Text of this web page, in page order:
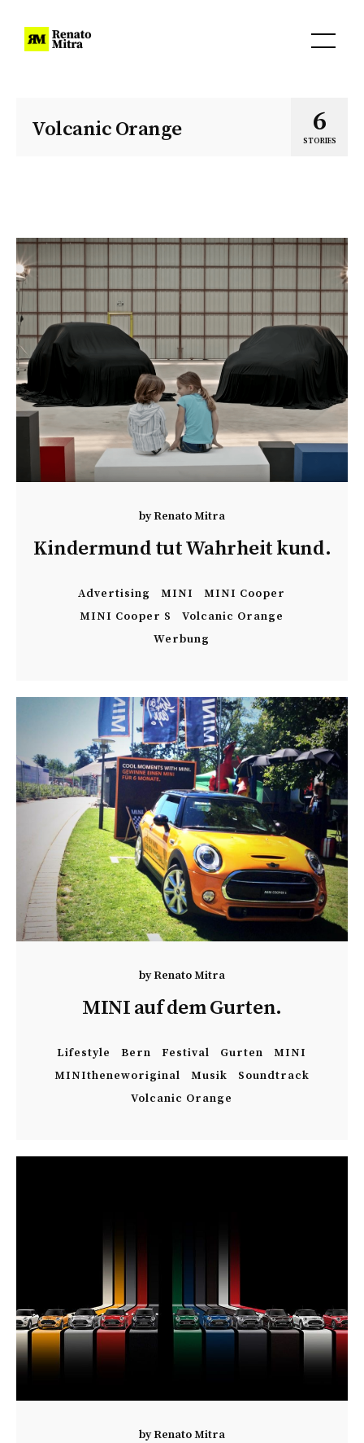
Volcanic Orange 6
STORIES
byRenato Mitra
Kindermund tut Wahrheit kund.
Advertising MINI
MINI Cooper
MINI Cooper S
Volcanic Orange
Werbung
byRenato Mitra
MINI auf dem Gurten.
Lifestyle Bern Festival Gurten
MINI
MINItheneworiginal
Musik
Soundtrack
Volcanic Orange
byRenato Mitra